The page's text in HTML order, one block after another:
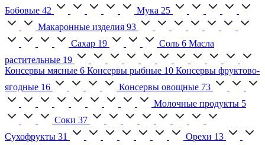
Бобовые 42 Мука 25
Макаронные изделия 93
Сахар 19 Соль 6 Масла
растительные 19
Консервы мясные 6 Консервы рыбные 10 Консервы фруктово-
ягодные 16 Консервы овощные 73
Молочные продукты 5
Соки 37
Сухофрукты 31 Орехи 13